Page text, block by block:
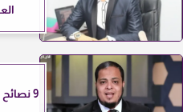
9 نصائح للمغتربين بقلم الدكتور أحمد الفولي